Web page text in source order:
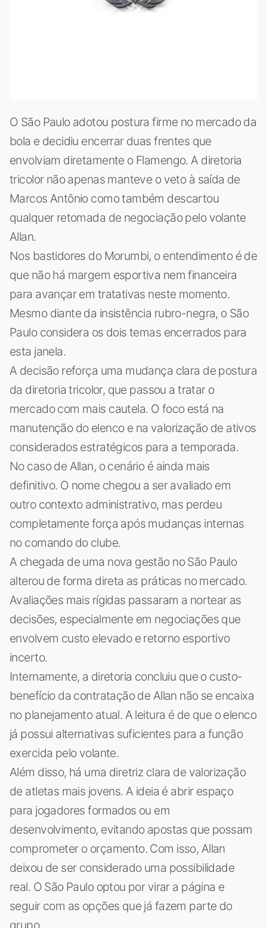
O São Paulo adotou postura firme no mercado da
bola e decidiu encerrar duas frentes que
envolviam diretamente o Flamengo. A diretoria
tricolor não apenas manteve o veto à saída de
Marcos Antônio como também descartou
qualquer retomada de negociação pelo volante
Allan.
Nos bastidores do Morumbi, o entendimento é de
que não há margem esportiva nem financeira
para avançar em tratativas neste momento.
Mesmo diante da insistência rubro-negra, o São
Paulo considera os dois temas encerrados para
esta janela.
A decisão reforça uma mudança clara de postura
da diretoria tricolor, que passou a tratar o
mercado com mais cautela. O foco está na
manutenção do elenco e na valorização de ativos
considerados estratégicos para a temporada.
No caso de Allan, o cenário é ainda mais
definitivo. O nome chegou a ser avaliado em
outro contexto administrativo, mas perdeu
completamente força após mudanças internas
no comando do clube.
A chegada de uma nova gestão no São Paulo
alterou de forma direta as práticas no mercado.
Avaliações mais rígidas passaram a nortear as
decisões, especialmente em negociações que
envolvem custo elevado e retorno esportivo
incerto.
Internamente, a diretoria concluiu que o custo-
benefício da contratação de Allan não se encaixa
no planejamento atual. A leitura é de que o elenco
já possui alternativas suficientes para a função
exercida pelo volante.
Além disso, há uma diretriz clara de valorização
de atletas mais jovens. A ideia é abrir espaço
para jogadores formados ou em
desenvolvimento, evitando apostas que possam
comprometer o orçamento. Com isso, Allan
deixou de ser considerado uma possibilidade
real. O São Paulo optou por virar a página e
seguir com as opções que já fazem parte do
grupo.